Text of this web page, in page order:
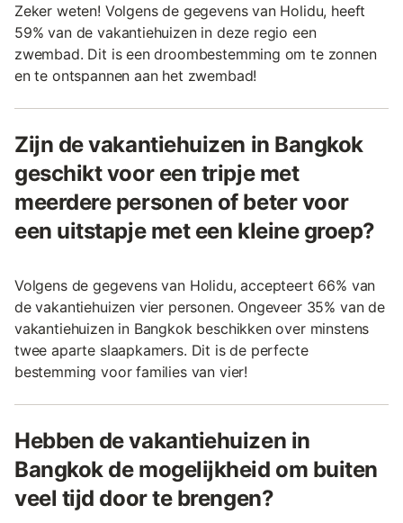
Zeker weten! Volgens de gegevens van Holidu, heeft
59% van de vakantiehuizen in deze regio een
zwembad. Dit is een droombestemming om te zonnen
en te ontspannen aan het zwembad!
Zijn de vakantiehuizen in Bangkok
geschikt voor een tripje met
meerdere personen of beter voor
een uitstapje met een kleine groep?
Volgens de gegevens van Holidu, accepteert 66% van
de vakantiehuizen vier personen. Ongeveer 35% van de
vakantiehuizen in Bangkok beschikken over minstens
twee aparte slaapkamers. Dit is de perfecte
bestemming voor families van vier!
Hebben de vakantiehuizen in
Bangkok de mogelijkheid om buiten
veel tijd door te brengen?